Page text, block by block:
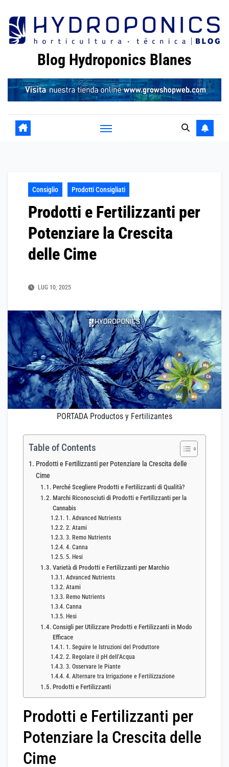
content
Blog Hydroponics Blanes
Consiglio Prodotti Consigliati
Prodotti e Fertilizzanti per
Potenziare la Crescita
delle Cime
LUG 10, 2025
PORTADA Productos y Fertilizantes
Table of Contents
Prodotti e Fertilizzanti per Potenziare la Crescita delle
Cime
Perché Scegliere Prodotti e Fertilizzanti di Qualità?
Marchi Riconosciuti di Prodotti e Fertilizzanti per la
Cannabis
1. Advanced Nutrients
2. Atami
3. Remo Nutrients
4. Canna
5. Hesi
Varietà di Prodotti e Fertilizzanti per Marchio
Advanced Nutrients
Atami
Remo Nutrients
Canna
Hesi
Consigli per Utilizzare Prodotti e Fertilizzanti in Modo
Efficace
1. Seguire le Istruzioni del Produttore
2. Regolare il pH dell’Acqua
3. Osservare le Piante
4. Alternare tra Irrigazione e Fertilizzazione
Prodotti e Fertilizzanti
Prodotti e Fertilizzanti per
Potenziare la Crescita delle
Cime